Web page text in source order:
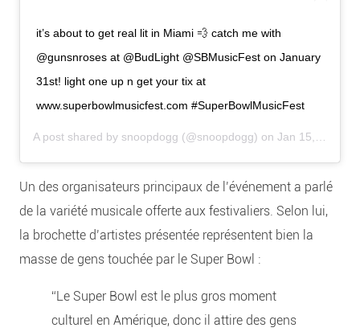
it’s about to get real lit in Miami 💨 catch me with
@gunsnroses at @BudLight @SBMusicFest on January
31st! light one up n get your tix at
www.superbowlmusicfest.com #SuperBowlMusicFest
A post shared by snoopdogg (@snoopdogg) on Jan 15, 2020 at 6:42pm PST
Un des organisateurs principaux de l’événement a parlé
de la variété musicale offerte aux festivaliers. Selon lui,
la brochette d’artistes présentée représentent bien la
masse de gens touchée par le Super Bowl :
“Le Super Bowl est le plus gros moment
culturel en Amérique, donc il attire des gens